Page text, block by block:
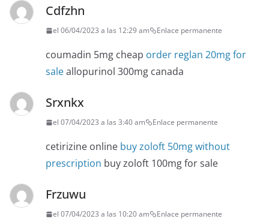
Cdfzhn
el 06/04/2023 a las 12:29 am Enlace permanente
coumadin 5mg cheap order reglan 20mg for
saleallopurinol 300mg canada
Srxnkx
el 07/04/2023 a las 3:40 am Enlace permanente
cetirizine online buy zoloft 50mg without
prescription buy zoloft 100mg for sale
Frzuwu
el 07/04/2023 a las 10:20 am Enlace permanente